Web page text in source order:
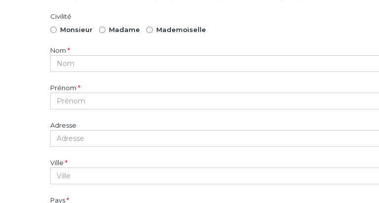
Civilité
Monsieur
Madame Mademoiselle
Nom *
Prénom *
Adresse
Ville *
Pays*